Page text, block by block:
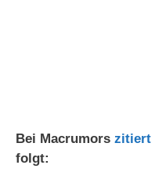
Bei Macrumors zitiert
folgt: